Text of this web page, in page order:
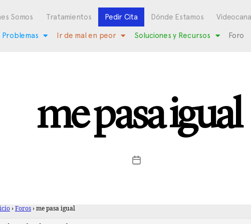
Somos Tratamientos Pedir Cita Dónde Estamos
Problemas Ir de mal en peor Soluciones y Recursos Foro
me pasa igual
› Foros › me pasa igual